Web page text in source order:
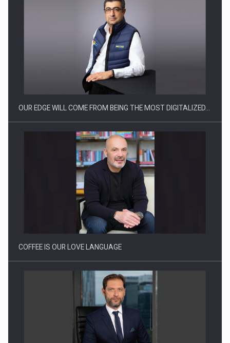
CEO Conference - Shaping The Future - Technology and…
Webinar - Business Evolution-RETHINK STRATEGY-Finantare
Investitii Digitalizare
OUR EDGE WILL COME FROM BEING THE MOST DIGITALIZED…
COFFEE IS OUR LOVE LANGUAGE